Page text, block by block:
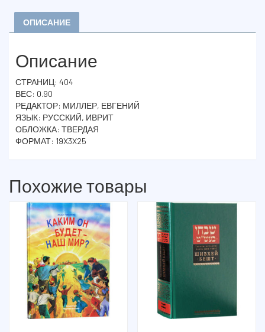
ОПИСАНИЕ
Описание
СТРАНИЦ: 404
ВЕС: 0.90
РЕДАКТОР: МИЛЛЕР, ЕВГЕНИЙ
ЯЗЫК: РУССКИЙ, ИВРИТ
ОБЛОЖКА: ТВЕРДАЯ
ФОРМАТ: 19X3X25
Похожие товары